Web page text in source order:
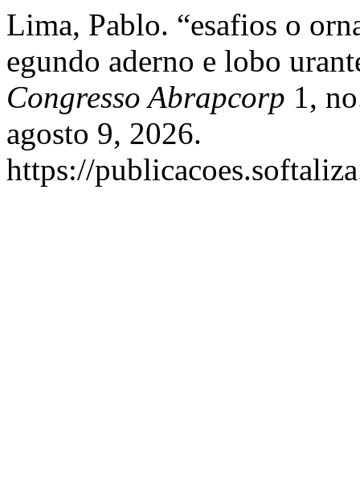
Lima, Pablo. “esafios o
egundo aderno e lobo
Congresso Abrapcorp 1,
agosto 9, 2026.
https://